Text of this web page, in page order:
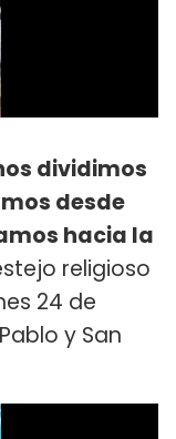
dividimos
desde
hacia la
religioso
24 de
y San